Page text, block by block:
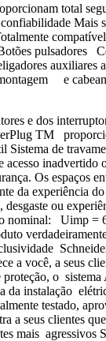
total
Mais
pulsadores
auxiliares
e
e dos
TM
Sistema de
inadvertido
Os espaços
da experiência
ou
nominal: Uimp
a você, a seus
o
da instalação
testado,
a seus clientes
mais